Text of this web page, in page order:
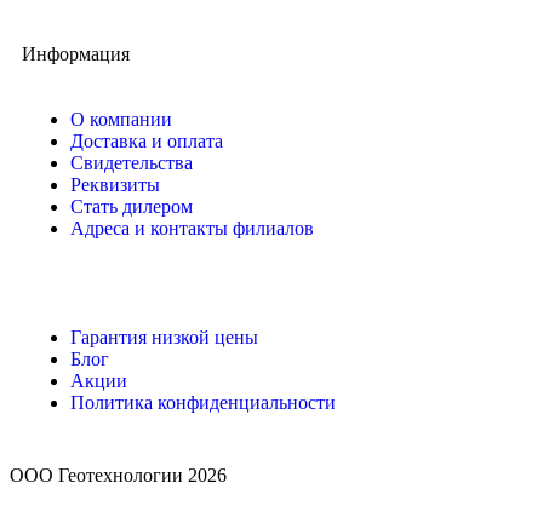
Информация
О компании
Доставка и оплата
Свидетельства
Реквизиты
Стать дилером
Адреса и контакты филиалов
Гарантия низкой цены
Блог
Акции
Политика конфиденциальности
ООО Геотехнологии 2026